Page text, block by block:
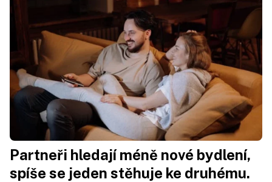
Partneři hledají méně nové bydlení,
spíše se jeden stěhuje ke druhému.